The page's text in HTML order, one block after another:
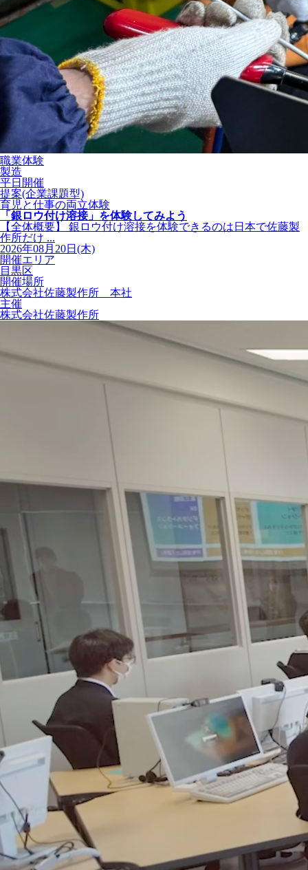
職業体験
製造
平日開催
提案(企業課題型)
育児と仕事の両立体験
「銀ロウ付け溶接」を体験してみよう
【全体概要】 銀ロウ付け溶接を体験できるのは日本で佐藤製
作所だけ ...
2026年08月20日(木)
開催エリア
目黒区
開催場所
株式会社佐藤製作所 本社
主催
株式会社佐藤製作所